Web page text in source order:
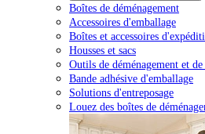
Boîtes de déménagement
Accessoires d'emballage
Boîtes et accessoires
Housses et sacs
Outils de déménagement et
Bande adhésive d'emballage
Solutions d'entreposage
Louez des boîtes de